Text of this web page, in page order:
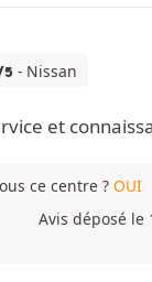
5 - Nissan
et
ce centre ? OUI
Avis déposé le